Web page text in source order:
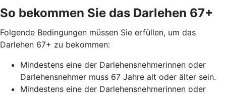
So bekommen Sie das Darlehen 67+
Folgende Bedingungen müssen Sie erfüllen, um das
Darlehen 67+ zu bekommen:
Mindestens eine der Darlehensnehmerinnen oder
Darlehensnehmer muss 67 Jahre alt oder älter sein.
Mindestens eine der Darlehensnehmerinnen oder